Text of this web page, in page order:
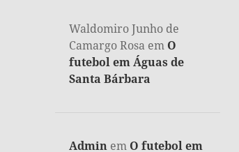
Waldomiro Junho de
Camargo Rosa em O
futebol em Águas de
Santa Bárbara
Admin em O futebol em